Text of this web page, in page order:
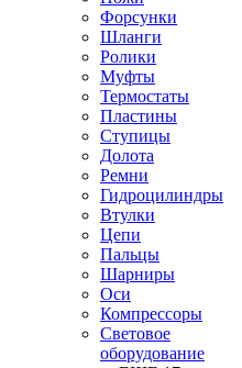
Форсунки
Шланги
Ролики
Муфты
Термостаты
Пластины
Ступицы
Долота
Ремни
Гидроцилиндры
Втулки
Цепи
Пальцы
Шарниры
Оси
Компрессоры
Световое
оборудование